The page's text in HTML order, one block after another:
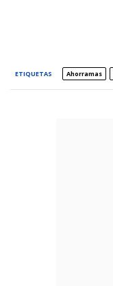
ETIQUETAS Ahorramas